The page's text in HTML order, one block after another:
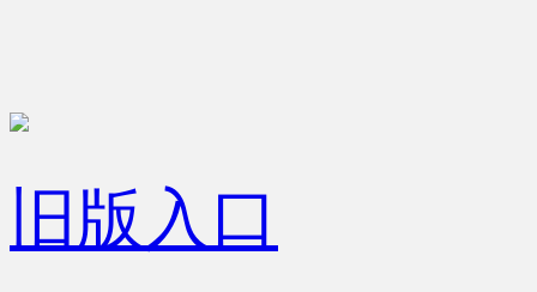
旧版入口